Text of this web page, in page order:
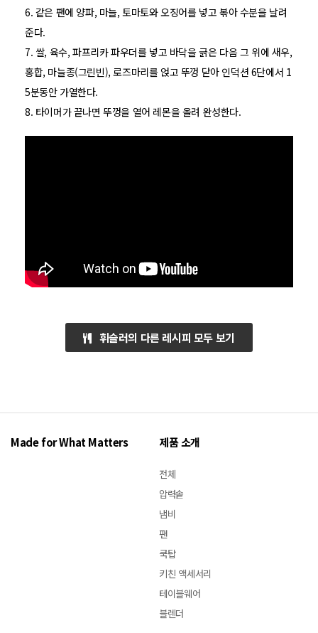
6. 같은 팬에 양파, 마늘, 토마토와 오징어를 넣고 볶아 수분을 날려
준다.
7. 쌀, 육수, 파프리카 파우더를 넣고 바닥을 긁은 다음 그 위에 새우,
홍합, 마늘종(그린빈), 로즈마리를 얹고 뚜껑 닫아 인덕션 6단에서 1
5분동안 가열한다.
8. 타이머가 끝나면 뚜껑을 열어 레몬을 올려 완성한다.
휘슬러의 다른 레시피 모두 보기
Made for What Matters 제품 소개
전체
압력솥
냄비
팬
쿡탑
키친 액세서리
테이블웨어
블렌더